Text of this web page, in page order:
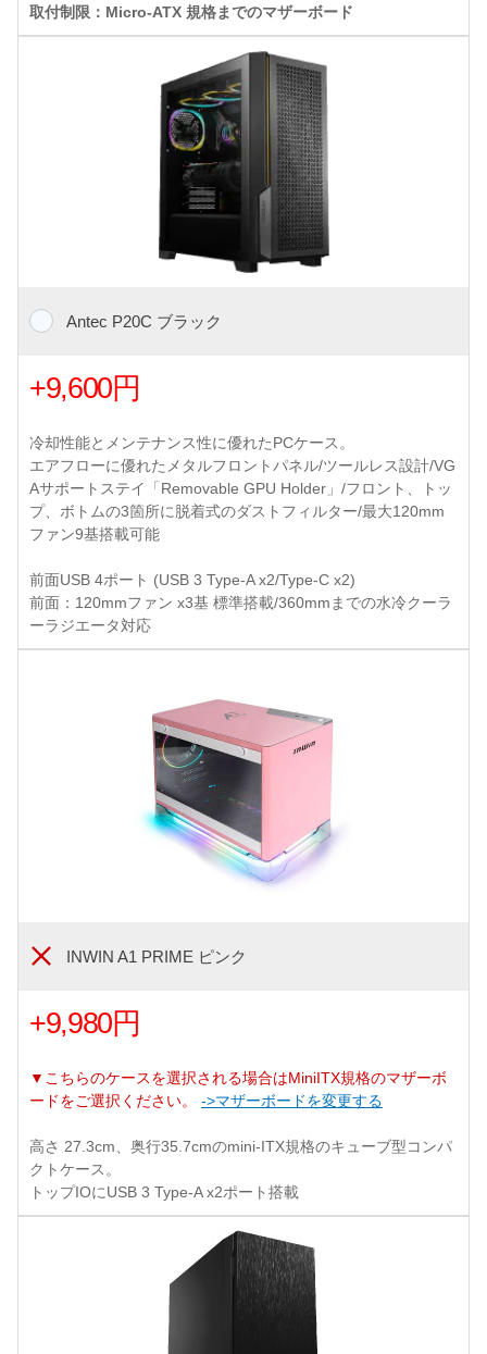
取付制限：Micro-ATX 規格までのマザーボード
Antec P20C ブラック
+9,600円
冷却性能とメンテナンス性に優れたPCケース。
エアフローに優れたメタルフロントパネル/ツールレス設計/VG
Aサポートステイ「Removable GPU Holder」/フロント、トッ
プ、ボトムの3箇所に脱着式のダストフィルター/最大120mm
ファン9基搭載可能
前面USB 4ポート (USB 3 Type-A x2/Type-C x2)
前面：120mmファン x3基 標準搭載/360mmまでの水冷クーラ
ーラジエータ対応
INWIN A1 PRIME ピンク
+9,980円
▼こちらのケースを選択される場合はMiniITX規格のマザーボ
ードをご選択ください。 ->マザーボードを変更する
高さ 27.3cm、奥行35.7cmのmini-ITX規格のキューブ型コンパ
クトケース。
トップIOにUSB 3 Type-A x2ポート搭載